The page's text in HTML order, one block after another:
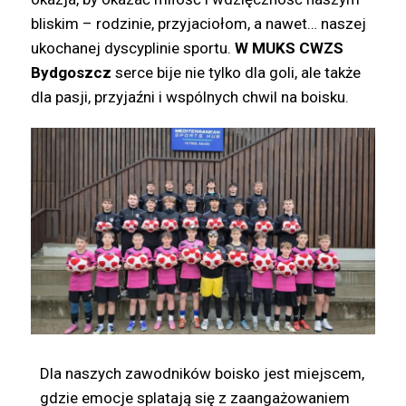
bliskim – rodzinie, przyjaciołom, a nawet… naszej
ukochanej dyscyplinie sportu. W MUKS CWZS
Bydgoszcz serce bije nie tylko dla goli, ale także
dla pasji, przyjaźni i wspólnych chwil na boisku.
Dla naszych zawodników boisko jest miejscem,
gdzie emocje splatają się z zaangażowaniem